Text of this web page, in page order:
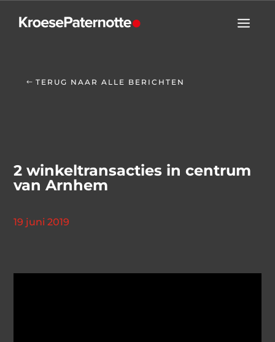
TERUG NAAR ALLE BERICHTEN
2 winkeltransacties in centrum
van Arnhem
19 juni 2019